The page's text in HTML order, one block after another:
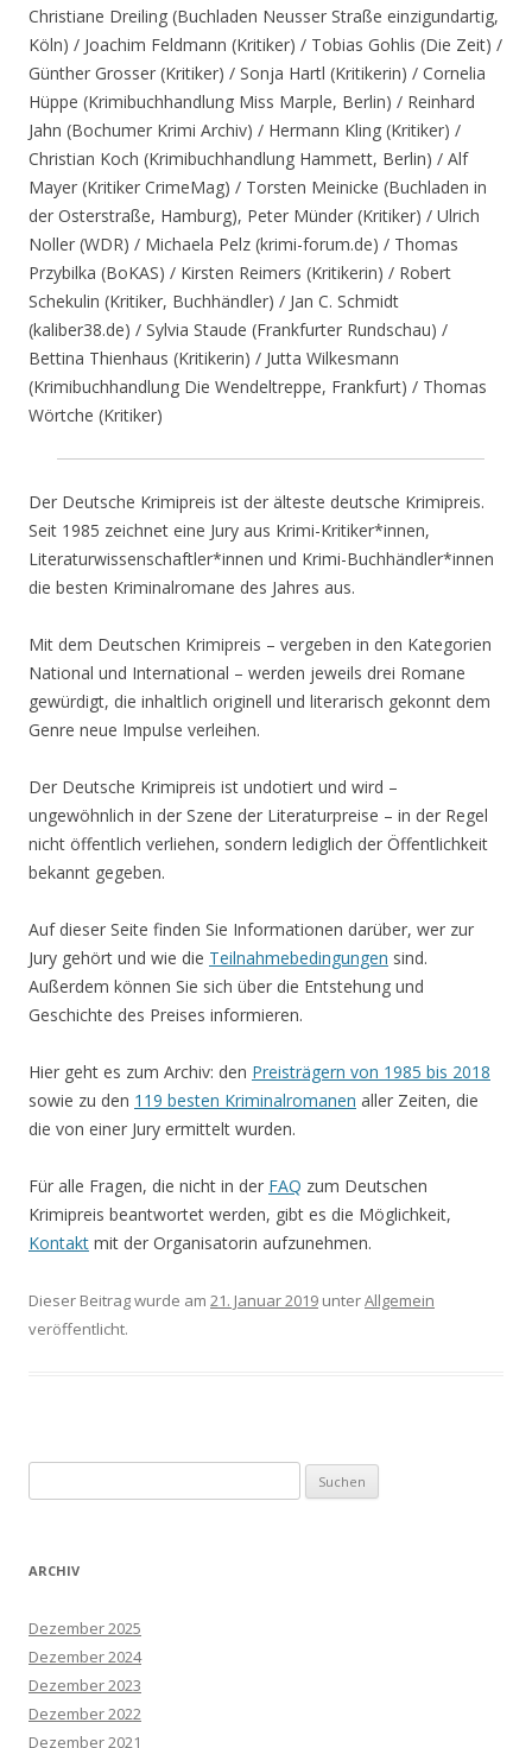
Christiane Dreiling (Buchladen Neusser Straße einzigundartig,
Köln) / Joachim Feldmann (Kritiker) / Tobias Gohlis (Die Zeit) /
Günther Grosser (Kritiker) / Sonja Hartl (Kritikerin) / Cornelia
Hüppe (Krimibuchhandlung Miss Marple, Berlin) / Reinhard
Jahn (Bochumer Krimi Archiv) / Hermann Kling (Kritiker) /
Christian Koch (Krimibuchhandlung Hammett, Berlin) / Alf
Mayer (Kritiker CrimeMag) / Torsten Meinicke (Buchladen in
der Osterstraße, Hamburg), Peter Münder (Kritiker) / Ulrich
Noller (WDR) / Michaela Pelz (krimi-forum.de) / Thomas
Przybilka (BoKAS) / Kirsten Reimers (Kritikerin) / Robert
Schekulin (Kritiker, Buchhändler) / Jan C. Schmidt
(kaliber38.de) / Sylvia Staude (Frankfurter Rundschau) /
Bettina Thienhaus (Kritikerin) / Jutta Wilkesmann
(Krimibuchhandlung Die Wendeltreppe, Frankfurt) / Thomas
Wörtche (Kritiker)
Der Deutsche Krimipreis ist der älteste deutsche Krimipreis.
Seit 1985 zeichnet eine Jury aus Krimi-Kritiker*innen,
Literaturwissenschaftler*innen und Krimi-Buchhändler*innen
die besten Kriminalromane des Jahres aus.
Mit dem Deutschen Krimipreis – vergeben in den Kategorien
National und International – werden jeweils drei Romane
gewürdigt, die inhaltlich originell und literarisch gekonnt dem
Genre neue Impulse verleihen.
Der Deutsche Krimipreis ist undotiert und wird –
ungewöhnlich in der Szene der Literaturpreise – in der Regel
nicht öffentlich verliehen, sondern lediglich der Öffentlichkeit
bekannt gegeben.
Auf dieser Seite finden Sie Informationen darüber, wer zur
Jury gehört und wie die Teilnahmebedingungen sind.
Außerdem können Sie sich über die Entstehung und
Geschichte des Preises informieren.
Hier geht es zum Archiv: den Preisträgern von 1985 bis 2018
sowie zu den 119 besten Kriminalromanen aller Zeiten, die
die von einer Jury ermittelt wurden.
Für alle Fragen, die nicht in der FAQ zum Deutschen
Krimipreis beantwortet werden, gibt es die Möglichkeit,
Kontakt mit der Organisatorin aufzunehmen.
Dieser Beitrag wurde am 21. Januar 2019 unterAllgemein
veröffentlicht.
nach:
ARCHIV
Dezember 2025
Dezember 2024
Dezember 2023
Dezember 2022
Dezember 2021